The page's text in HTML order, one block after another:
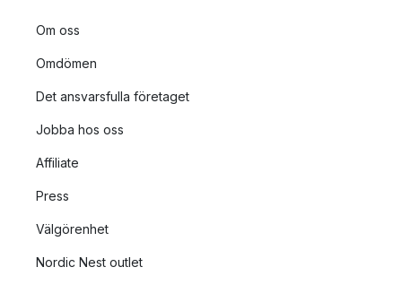
Om oss
Omdömen
Det ansvarsfulla företaget
Jobba hos oss
Affiliate
Press
Välgörenhet
Nordic Nest outlet